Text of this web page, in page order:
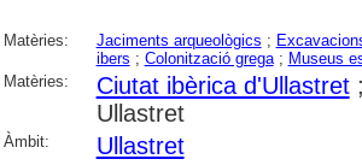
Matèries: Jaciments arqueològics ;
ibers ; Colonització grega; Museus
Matèries:
Ciutat ibèrica d'Ullastret
Ullastret
Àmbit: Ullastret